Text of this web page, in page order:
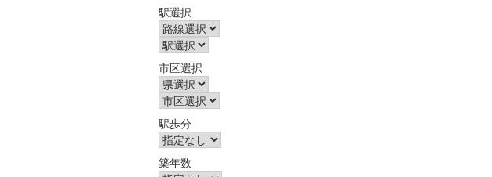
駅選択
市区選択
駅歩分
築年数